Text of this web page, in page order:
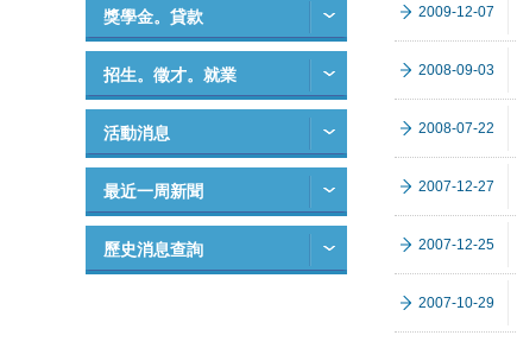
獎學金。貸款
招生。徵才。就業
活動消息
最近一周新聞
歷史消息查詢
2009-12-07
2008-09-03
2008-07-22
2007-12-27
2007-12-25
2007-10-29